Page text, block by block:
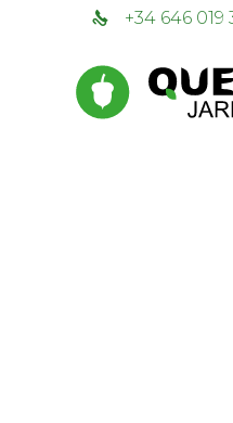
+34 646 019